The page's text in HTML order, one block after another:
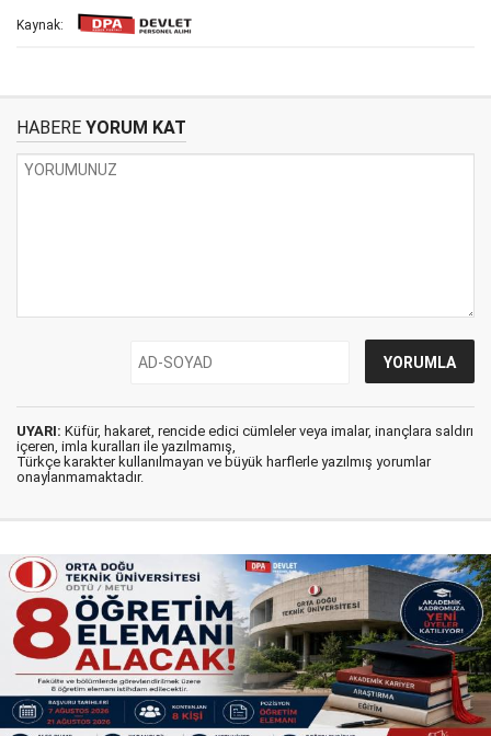
Kaynak:
HABERE YORUM KAT
UYARI: Küfür, hakaret, rencide edici cümleler veya imalar, inançlara saldırı
içeren, imla kuralları ile yazılmamış,
Türkçe karakter kullanılmayan ve büyük harflerle yazılmış yorumlar
onaylanmamaktadır.